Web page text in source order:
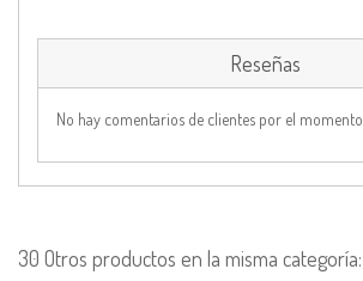
Reseñas
No hay comentarios de clientes por el momento.
30 Otros productos en la misma categoría: